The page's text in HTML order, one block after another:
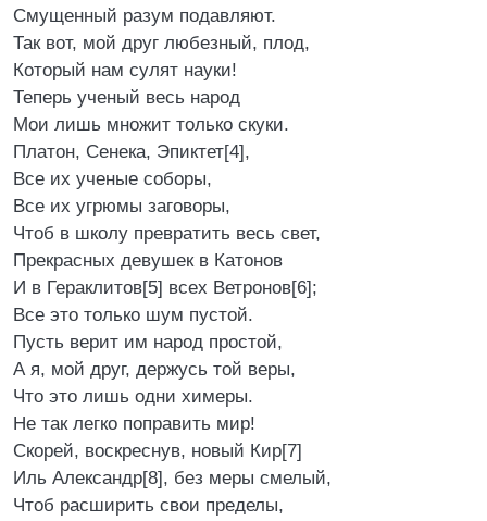
Смущенный разум подавляют.
Так вот, мой друг любезный, плод,
Который нам сулят науки!
Теперь ученый весь народ
Мои лишь множит только скуки.
Платон, Сенека, Эпиктет[4],
Все их ученые соборы,
Все их угрюмы заговоры,
Чтоб в школу превратить весь свет,
Прекрасных девушек в Катонов
И в Гераклитов[5] всех Ветронов[6];
Все это только шум пустой.
Пусть верит им народ простой,
А я, мой друг, держусь той веры,
Что это лишь одни химеры.
Не так легко поправить мир!
Скорей, воскреснув, новый Кир[7]
Иль Александр[8], без меры смелый,
Чтоб расширить свои пределы,